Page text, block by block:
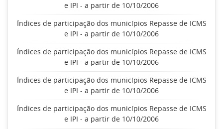
e IPI - a partir de 10/10/2006
Índices de participação dos municípios Repasse de ICMS
e IPI - a partir de 10/10/2006
Índices de participação dos municípios Repasse de ICMS
e IPI - a partir de 10/10/2006
Índices de participação dos municípios Repasse de ICMS
e IPI - a partir de 10/10/2006
Índices de participação dos municípios Repasse de ICMS
e IPI - a partir de 10/10/2006